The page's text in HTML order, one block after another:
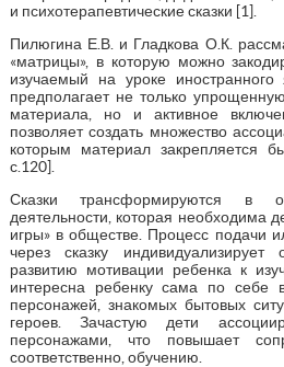
и психотерапевтические сказки [1].
Пилюгина Е.В. и Гладкова О.К.
«матрицы», в которую можно
изучаемый на уроке иностранного
предполагает не только
материала, но и активное
позволяет создать множество
которым материал закрепляется
с.120].
Сказки трансформируются в
деятельности, которая необходима
игры» в обществе. Процесс подачи
через сказку индивидуализирует
развитию мотивации ребенка к
интересна ребенку сама по себе
персонажей, знакомых бытовых
героев. Зачастую дети
персонажами, что повышает
соответственно, обучению.